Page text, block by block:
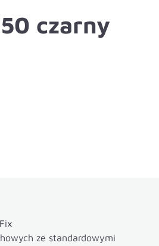
czarny
ze standardowymi